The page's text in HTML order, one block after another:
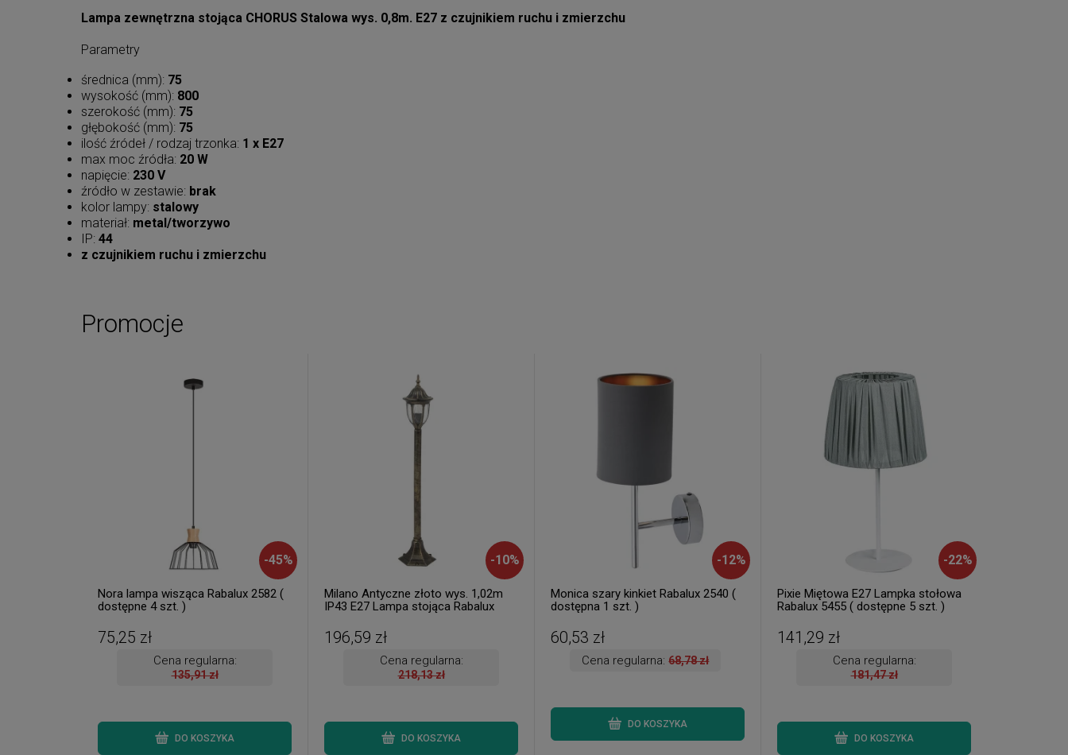
Lampa zewnętrzna stojąca CHORUS Stalowa wys. 0,8m. E27 z czujnikiem ruchu i zmierzchu
Parametry
średnica (mm): 75
wysokość (mm): 800
szerokość (mm): 75
głębokość (mm): 75
ilość źródeł / rodzaj trzonka: 1 x E27
max moc źródła: 20 W
napięcie: 230 V
źródło w zestawie: brak
kolor lampy: stalowy
materiał: metal/tworzywo
IP: 44
z czujnikiem ruchu i zmierzchu
Promocje
-45%
Nora lampa wisząca Rabalux 2582 (
dostępne 4 szt. )
75,25 zł
Cena regularna:
135,91 zł
DO KOSZYKA
-10%
Milano Antyczne złoto wys. 1,02m
IP43 E27 Lampa stojąca Rabalux
Wysyłka 24 h. )
196,59 zł
Cena regularna:
218,13 zł
DO KOSZYKA
-12%
Monica szary kinkiet Rabalux 2540 (
dostępna 1 szt. )
60,53 zł
Cena regularna:68,78 zł
DO KOSZYKA
-22%
Pixie Miętowa E27 Lampka stołowa
Rabalux 5455 ( dostępne 5 szt. )
141,29 zł
Cena regularna:
181,47 zł
DO KOSZYKA